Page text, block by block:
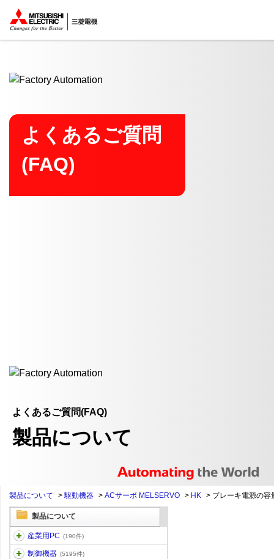
ここから本文
よくあるご質問
(FAQ)
よくあるご質問(FAQ)
製品について
製品について >駆動機器 > ACサーボ MELSERVO > HK > ブレーキ電源の容
製品について
産業用PC (190件)
制御機器 (5195件)